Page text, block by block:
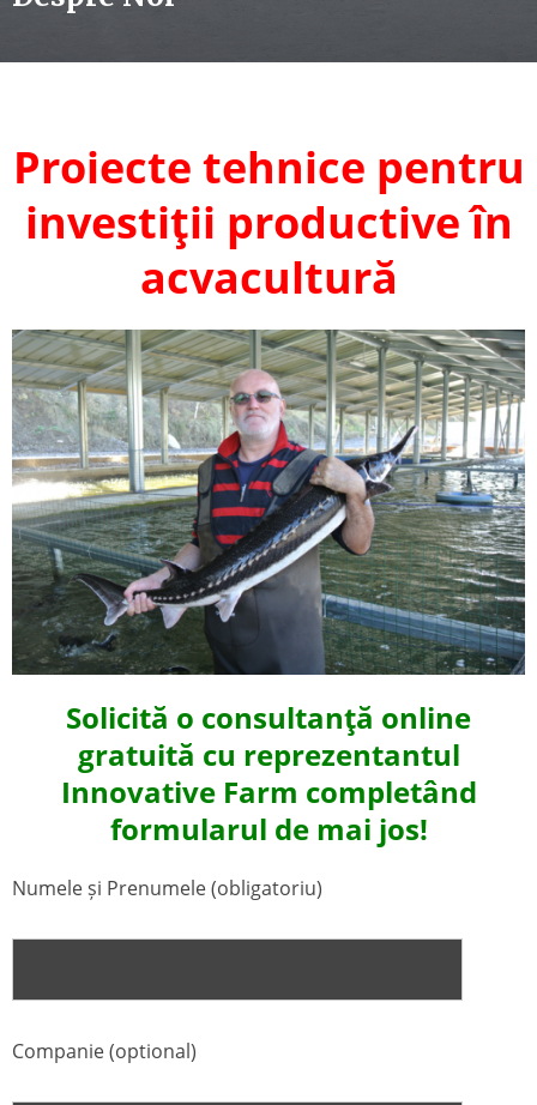
Proiecte tehnice pentru
investiții productive în
acvacultură
Solicită o consultanţă online
gratuită cu reprezentantul
Innovative Farm completând
formularul de mai jos!
Numele și Prenumele (obligatoriu)
Companie (optional)